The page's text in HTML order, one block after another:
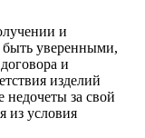
и
уверенными,
и
изделий
за свой
из условия